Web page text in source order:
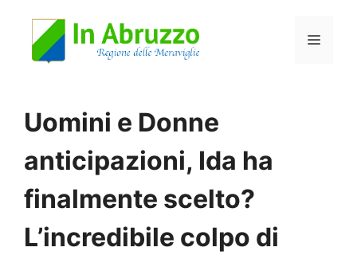
Menu
Uomini e Donne
anticipazioni, Ida ha
finalmente scelto?
L’incredibile colpo di